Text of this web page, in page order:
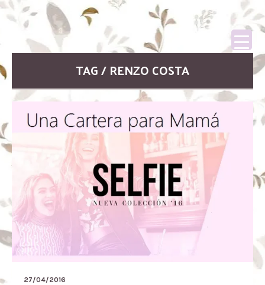
TAG / RENZO COSTA
27/04/2016